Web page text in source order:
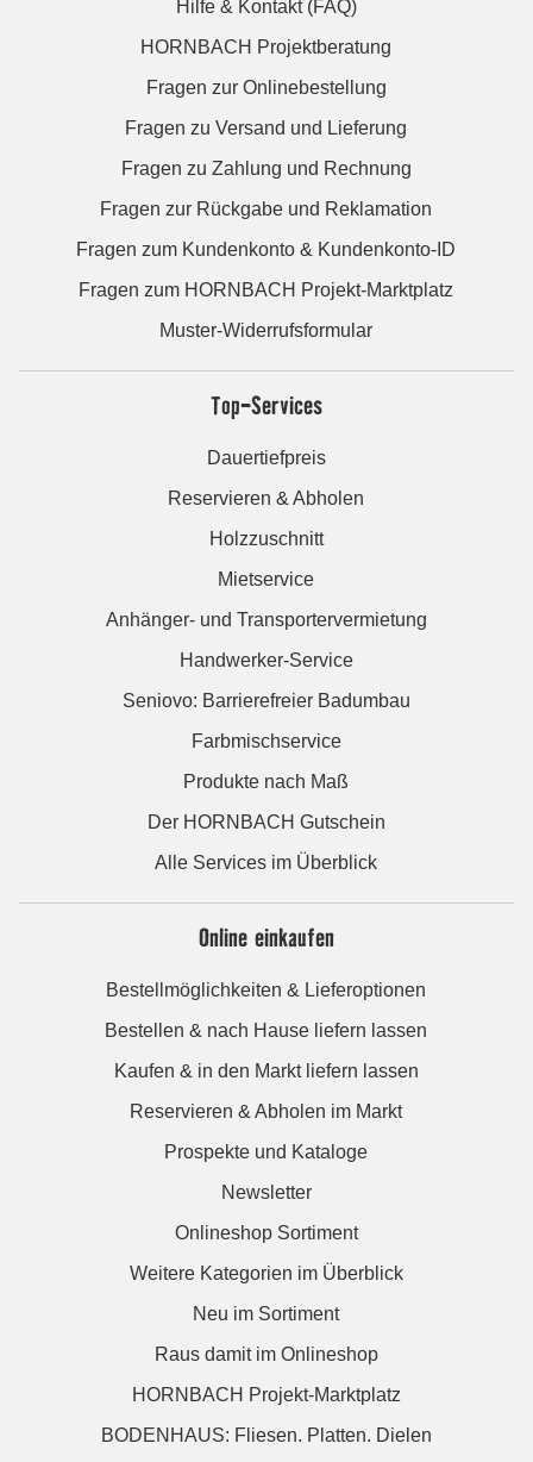
Hilfe & Kontakt (FAQ)
HORNBACH Projektberatung
Fragen zur Onlinebestellung
Fragen zu Versand und Lieferung
Fragen zu Zahlung und Rechnung
Fragen zur Rückgabe und Reklamation
Fragen zum Kundenkonto & Kundenkonto-ID
Fragen zum HORNBACH Projekt-Marktplatz
Muster-Widerrufsformular
Top-Services
Dauertiefpreis
Reservieren & Abholen
Holzzuschnitt
Mietservice
Anhänger- und Transportervermietung
Handwerker-Service
Seniovo: Barrierefreier Badumbau
Farbmischservice
Produkte nach Maß
Der HORNBACH Gutschein
Alle Services im Überblick
Online einkaufen
Bestellmöglichkeiten & Lieferoptionen
Bestellen & nach Hause liefern lassen
Kaufen & in den Markt liefern lassen
Reservieren & Abholen im Markt
Prospekte und Kataloge
Newsletter
Onlineshop Sortiment
Weitere Kategorien im Überblick
Neu im Sortiment
Raus damit im Onlineshop
HORNBACH Projekt-Marktplatz
BODENHAUS: Fliesen. Platten. Dielen